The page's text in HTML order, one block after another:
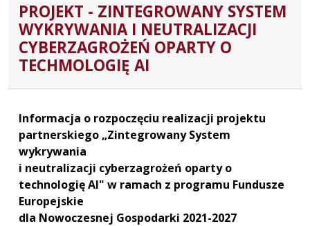
PROJEKT - ZINTEGROWANY SYSTEM
WYKRYWANIA I NEUTRALIZACJI
CYBERZAGROŻEŃ OPARTY O
TECHMOLOGIĘ AI
Informacja o rozpoczęciu realizacji projektu
partnerskiego „Zintegrowany System
wykrywania
i neutralizacji cyberzagrożeń oparty o
technologię AI" w ramach z programu Fundusze
Europejskie
dla Nowoczesnej Gospodarki 2021-2027